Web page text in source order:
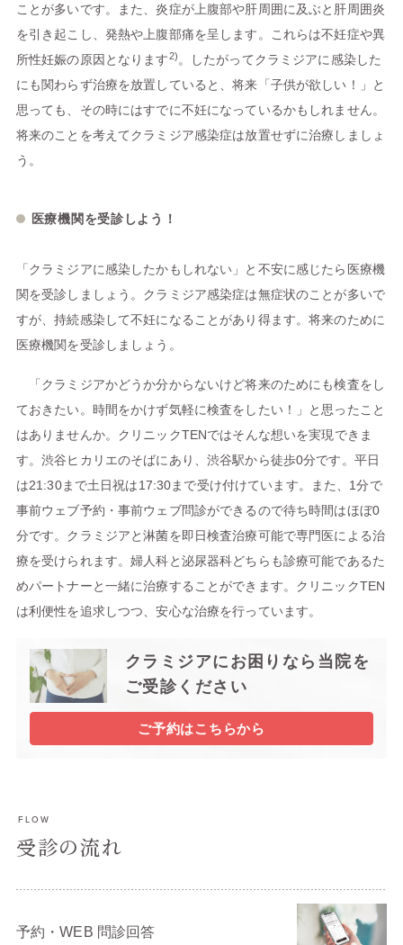
ことが多いです。また、炎症が上腹部や肝周囲に及ぶと肝周囲炎
を引き起こし、発熱や上腹部痛を呈します。これらは不妊症や異
所性妊娠の原因となります2) 。したがってクラミジアに感染した
にも関わらず治療を放置していると、将来「子供が欲しい！」と
思っても、その時にはすでに不妊になっているかもしれません。
将来のことを考えてクラミジア感染症は放置せずに治療しましょ
う。
医療機関を受診しよう！
「クラミジアに感染したかもしれない」と不安に感じたら医療機
関を受診しましょう。クラミジア感染症は無症状のことが多いで
すが、持続感染して不妊になることがあり得ます。将来のために
医療機関を受診しましょう。
「クラミジアかどうか分からないけど将来のためにも検査をし
ておきたい。時間をかけず気軽に検査をしたい！」と思ったこと
はありませんか。クリニックTENではそんな想いを実現できま
す。渋谷ヒカリエのそばにあり、渋谷駅から徒歩0分です。平日
は21:30まで土日祝は17:30まで受け付けています。また、1分で
事前ウェブ予約・事前ウェブ問診ができるので待ち時間はほぼ0
分です。クラミジアと淋菌を即日検査治療可能で専門医による治
療を受けられます。婦人科と泌尿器科どちらも診療可能であるた
めパートナーと一緒に治療することができます。クリニックTEN
は利便性を追求しつつ、安心な治療を行っています。
クラミジアにお困りなら当院を
ご受診ください
ご予約はこちらから
FLOW
受診の流れ
予約・WEB 問診回答